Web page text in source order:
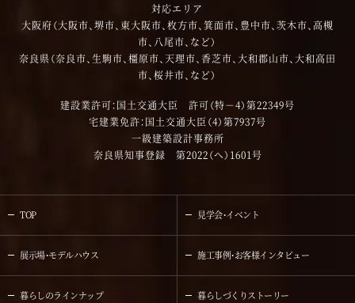
対応エリア
大阪府（大阪市、堺市、東大阪市、枚方市、箕面市、豊中市、茨木市、高槻
市、八尾市、など）
奈良県（奈良市、生駒市、橿原市、天理市、香芝市、大和郡山市、大和高田
市、桜井市、など）
建設業許可：国土交通大臣 許可（特－4）第22349号
宅建業免許：国土交通大臣（4）第7937号
一級建築設計事務所
奈良県知事登録 第2022（へ）1601号
TOP 見学会・イベント
展示場・モデルハウス 施工事例・お客様インタビュー
暮らしのラインナップ 暮らしづくりストーリー